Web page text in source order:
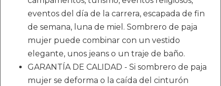
eventos del día de la carrera, escapada de fin
de semana, luna de miel. Sombrero de paja
mujer puede combinar con un vestido
elegante, unos jeans o un traje de baño.
GARANTÍA DE CALIDAD - Si sombrero de paja
mujer se deforma o la caída del cinturón